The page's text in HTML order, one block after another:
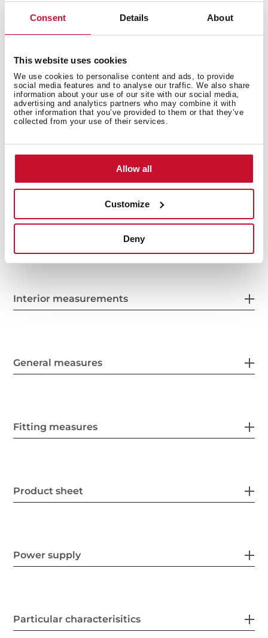
Consent Details About
This website uses cookies
We use cookies to personalise content and ads, to provide
social media features and to analyse our traffic. We also share
information about your use of our site with our social media,
advertising and analytics partners who may combine it with
other information that you’ve provided to them or that they’ve
collected from your use of their services.
Allow all
Customize
Deny
Fonction de congélation rapide et de
refroidissement rapide
Niveau sonore : 41 dBA
Capacité nette : total : 510L, réfrigérateur : 327L ,
congélateur : 183L
Classe climatique : SN/N/ST/T
Classe énergétique : E
Interior measurements
General measures
Fitting measures
Product sheet
Power supply
Particular characterisitics